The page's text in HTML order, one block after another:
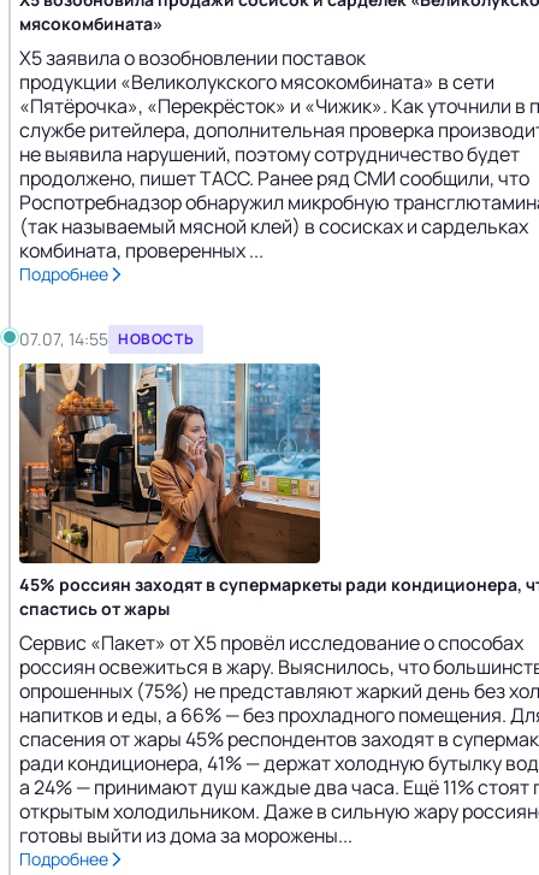
мясокомбината»
X5 заявила о возобновлении поставок
продукции «Великолукского мясокомбината» в сети
«Пятёрочка», «Перекрёсток» и «Чижик». Как уточнили в
службе ритейлера, дополнительная проверка
не выявила нарушений, поэтому сотрудничество будет
продолжено, пишет ТАСС. Ранее ряд СМИ сообщили, что
Роспотребнадзор обнаружил микробную
(так называемый мясной клей) в сосисках и сардельках
комбината, проверенных ...
Подробнее
07.07, 14:55 НОВОСТЬ
45% россиян заходят в супермаркеты ради кондиционера,
спастись от жары
Сервис «Пакет» от Х5 провёл исследование о способах
россиян освежиться в жару. Выяснилось, что
опрошенных (75%) не представляют жаркий день без
напитков и еды, а 66% — без прохладного помещения.
спасения от жары 45% респондентов заходят в
ради кондиционера, 41% — держат холодную бутылку
а 24% — принимают душ каждые два часа. Ещё 11% стоят
открытым холодильником. Даже в сильную жару
готовы выйти из дома за морожены...
Подробнее